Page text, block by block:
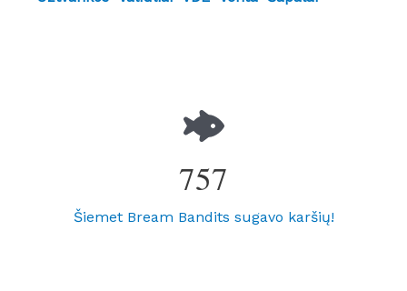
757
Šiemet Bream Bandits sugavo karšių!